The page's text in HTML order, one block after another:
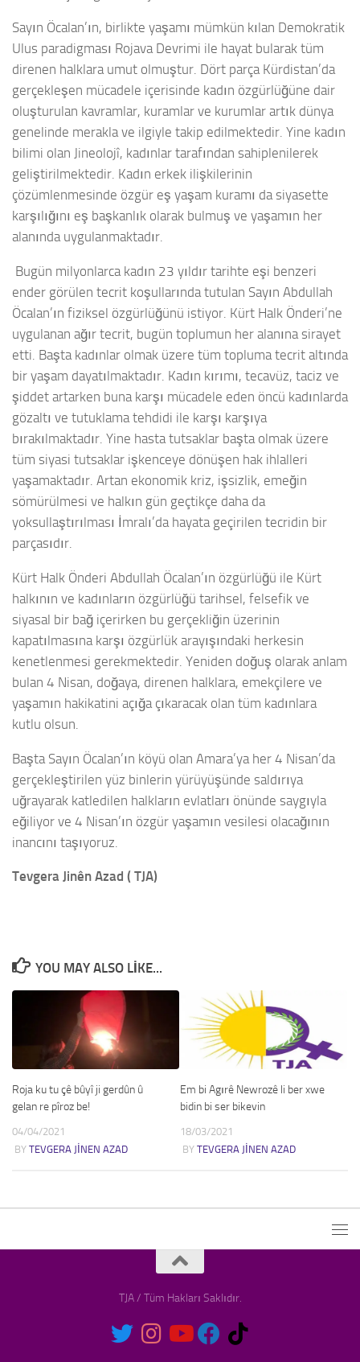
Sayın Öcalan’ın, birlikte yaşamı mümkün kılan Demokratik
Ulus paradigması Rojava Devrimi ile hayat bularak tüm
direnen halklara umut olmuştur. Dört parça Kürdistan’da
gerçekleşen mücadele içerisinde kadın özgürlüğüne dair
oluşturulan kavramlar, kuramlar ve kurumlar artık dünya
genelinde merakla ve ilgiyle takip edilmektedir. Yine kadın
bilimi olan Jineolojî, kadınlar tarafından sahiplenilerek
geliştirilmektedir. Kadın erkek ilişkilerinin
çözümlenmesinde özgür eş yaşam kuramı da siyasette
karşılığını eş başkanlık olarak bulmuş ve yaşamın her
alanında uygulanmaktadır.
Bugün milyonlarca kadın 23 yıldır tarihte eşi benzeri
ender görülen tecrit koşullarında tutulan Sayın Abdullah
Öcalan’ın fiziksel özgürlüğünü istiyor. Kürt Halk Önderi’ne
uygulanan ağır tecrit, bugün toplumun her alanına sirayet
etti. Başta kadınlar olmak üzere tüm topluma tecrit altında
bir yaşam dayatılmaktadır. Kadın kırımı, tecavüz, taciz ve
şiddet artarken buna karşı mücadele eden öncü kadınlarda
gözaltı ve tutuklama tehdidi ile karşı karşıya
bırakılmaktadır. Yine hasta tutsaklar başta olmak üzere
tüm siyasi tutsaklar işkenceye dönüşen hak ihlalleri
yaşamaktadır. Artan ekonomik kriz, işsizlik, emeğin
sömürülmesi ve halkın gün geçtikçe daha da
yoksullaştırılması İmralı’da hayata geçirilen tecridin bir
parçasıdır.
Kürt Halk Önderi Abdullah Öcalan’ın özgürlüğü ile Kürt
halkının ve kadınların özgürlüğü tarihsel, felsefik ve
siyasal bir bağ içerirken bu gerçekliğin üzerinin
kapatılmasına karşı özgürlük arayışındaki herkesin
kenetlenmesi gerekmektedir. Yeniden doğuş olarak anlam
bulan 4 Nisan, doğaya, direnen halklara, emekçilere ve
yaşamın hakikatini açığa çıkaracak olan tüm kadınlara
kutlu olsun.
Başta Sayın Öcalan’ın köyü olan Amara’ya her 4 Nisan’da
gerçekleştirilen yüz binlerin yürüyüşünde saldırıya
uğrayarak katledilen halkların evlatları önünde saygıyla
eğiliyor ve 4 Nisan’ın özgür yaşamın vesilesi olacağının
inancını taşıyoruz.
Tevgera Jinên Azad ( TJA)
YOU MAY ALSO LIKE...
Roja ku tu çê bûyî ji gerdûn û
gelan re pîroz be!
04/04/2021
BY TEVGERA JINEN AZAD
Em bi Agırê Newrozê li ber xwe
bidin bi ser bikevin
18/03/2021
BY TEVGERA JINEN AZAD
TJA / Tüm Hakları Saklıdır.